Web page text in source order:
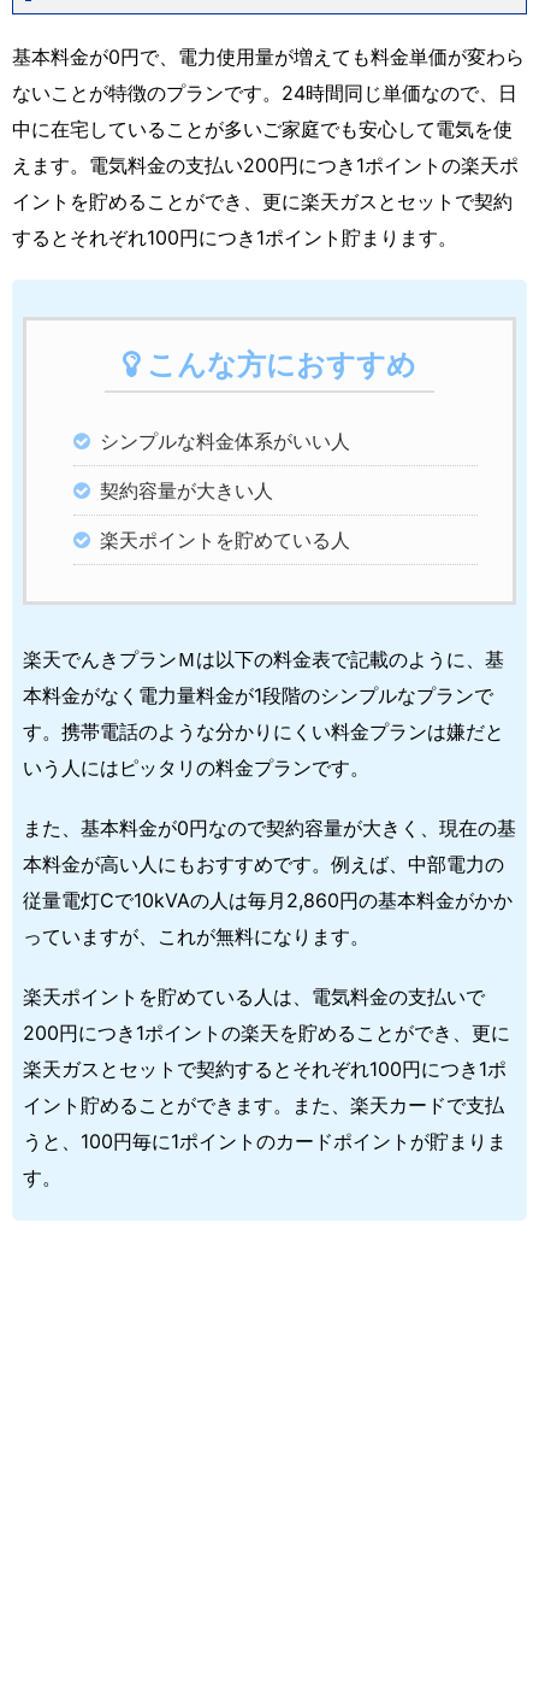
基本料金が0円で、電力使用量が増えても料金単価が変わら
ないことが特徴のプランです。24時間同じ単価なので、日
中に在宅していることが多いご家庭でも安心して電気を使
えます。電気料金の支払い200円につき1ポイントの楽天ポ
イントを貯めることができ、更に楽天ガスとセットで契約
するとそれぞれ100円につき1ポイント貯まります。
こんな方におすすめ
シンプルな料金体系がいい人
契約容量が大きい人
楽天ポイントを貯めている人
楽天でんきプランＭは以下の料金表で記載のように、基
本料金がなく電力量料金が1段階のシンプルなプランで
す。携帯電話のような分かりにくい料金プランは嫌だと
いう人にはピッタリの料金プランです。
また、基本料金が0円なので契約容量が大きく、現在の基
本料金が高い人にもおすすめです。例えば、中部電力の
従量電灯Cで10kVAの人は毎月2,860円の基本料金がかか
っていますが、これが無料になります。
楽天ポイントを貯めている人は、電気料金の支払いで
200円につき1ポイントの楽天を貯めることができ、更に
楽天ガスとセットで契約するとそれぞれ100円につき1ポ
イント貯めることができます。また、楽天カードで支払
うと、100円毎に1ポイントのカードポイントが貯まりま
す。